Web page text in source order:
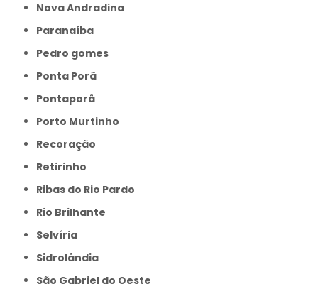
Nova Andradina
Paranaíba
Pedro gomes
Ponta Porã
Pontaporâ
Porto Murtinho
Recoração
Retirinho
Ribas do Rio Pardo
Rio Brilhante
Selvíria
Sidrolândia
São Gabriel do Oeste